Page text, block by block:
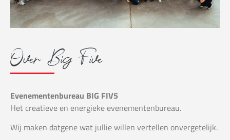
Over Big Five
Evenementenbureau BIG FIV5
Het creatieve en energieke evenementenbureau.
Wij maken datgene wat jullie willen vertellen onvergetelijk.